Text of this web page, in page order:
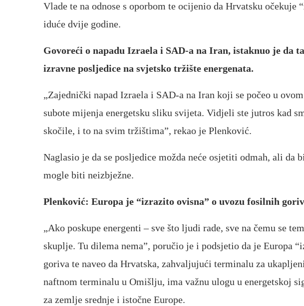
Vlade te na odnose s oporbom te ocijenio da Hrvatsku očekuje
iduće dvije godine.
Govoreći o napadu Izraela i SAD-a na Iran, istaknuo je da
izravne posljedice na svjetsko tržište energenata.
„Zajednički napad Izraela i SAD-a na Iran koji se počeo u
subote mijenja energetsku sliku svijeta. Vidjeli ste jutros kad
skočile, i to na svim tržištima”, rekao je Plenković.
Naglasio je da se posljedice možda neće osjetiti odmah, ali da
mogle biti neizbježne.
Plenković: Europa je “izrazito ovisna” o uvozu fosilnih
„Ako poskupe energenti – sve što ljudi rade, sve na čemu se
skuplje. Tu dilema nema”, poručio je i podsjetio da je Europa
goriva te naveo da Hrvatska, zahvaljujući terminalu za
naftnom terminalu u Omišlju, ima važnu ulogu u energetskoj
za zemlje srednje i istočne Europe.